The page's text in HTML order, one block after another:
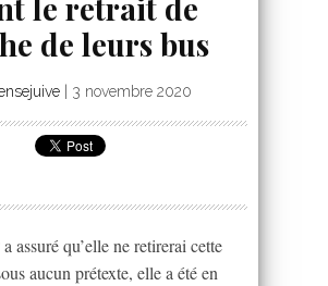
le retrait de
de leurs bus
3 novembre 2020
assuré qu’elle ne retirerai cette
aucun prétexte, elle a été en